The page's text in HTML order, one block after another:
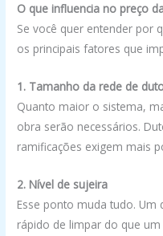
O que influencia no preço
Se você quer entender por
os principais fatores que
1. Tamanho da rede de
Quanto maior o sistema,
obra serão necessários.
ramificações exigem mais
2. Nível de sujeira
Esse ponto muda tudo.
rápido de limpar do que